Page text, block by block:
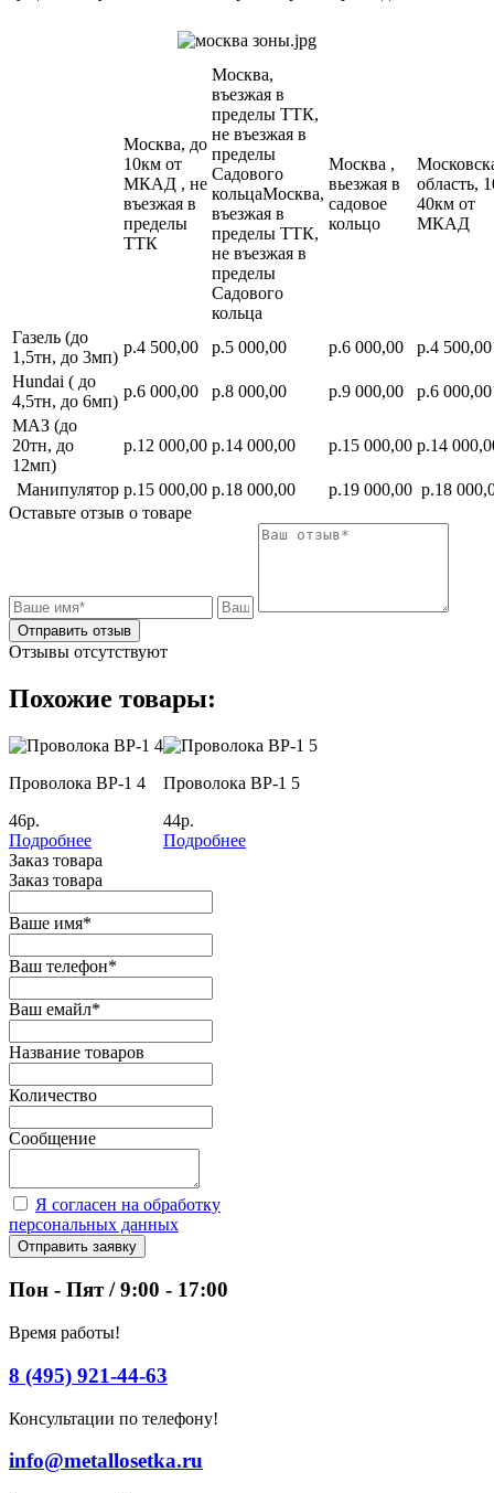
Москва, до
10км от
МКАД , не
въезжая в
пределы
ТТК
Москва,
въезжая в
пределы ТТК,
не въезжая в
пределы
Садового
кольцаМосква,
въезжая в
пределы ТТК,
не въезжая в
пределы
Садового
кольца
Москва ,
вьезжая в
садовое
кольцо
область,
40км от
МКАД
Газель (до
1,5тн, до 3мп)
р.4 500,00 р.5 000,00 р.6 000,00
р.4 500,00
Hundai ( до
4,5тн, до 6мп)
р.6 000,00 р.8 000,00 р.9 000,00
р.6 000,00
МАЗ (до
20тн, до
12мп)
р.12 000,00 р.14 000,00 р.15 000,00 р.14
Манипулятор р.15 000,00 р.18 000,00 р.19 000,00 р.18
Оставьте отзыв о товаре
Отправить отзыв
Отзывы отсутствуют
Похожие товары:
Проволока ВР-1 4
46р.
Подробнее
Проволока ВР-1 5
44р.
Подробнее
Заказ товара
Заказ товара
Ваше имя*
Ваш телефон*
Ваш емайл*
Название товаров
Количество
Сообщение
Я согласен на обработку
персональных данных
Отправить заявку
Пон - Пят / 9:00 - 17:00
Время работы!
8 (495) 921-44-63
Консультации по телефону!
info@metallosetka.ru